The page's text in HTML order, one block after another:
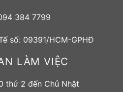
384 7799
số: 09391/HCM-GPHĐ
LÀM VIỆC
thứ 2 đến Chủ Nhật